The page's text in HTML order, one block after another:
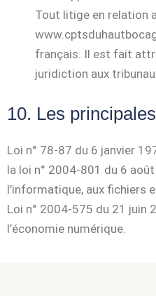
Tout litige en relation
français. Il est fait
juridiction aux
10. Les
Loi n° 78-87 du 6 janvier
la loi n° 2004-801 du 6
l’informatique, aux fichiers
Loi n° 2004-575 du 21 juin
l’économie numérique.